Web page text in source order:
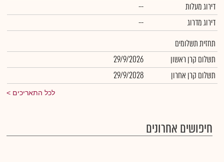
דירוג מעלות
--
דירוג מדרוג
--
תחזית תשלומים
תשלום קרן ראשון
29/9/2026
תשלום קרן אחרון
29/9/2028
לכל התאריכים
חיפושים אחרונים